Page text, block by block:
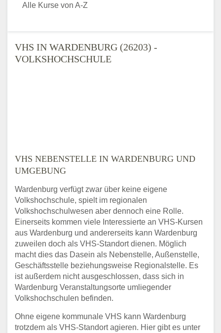
VHS IN WARDENBURG (26203) -
VOLKSHOCHSCHULE
VHS NEBENSTELLE IN WARDENBURG UND
UMGEBUNG
Wardenburg verfügt zwar über keine eigene
Volkshochschule, spielt im regionalen
Volkshochschulwesen aber dennoch eine Rolle.
Einerseits kommen viele Interessierte an VHS-Kursen
aus Wardenburg und andererseits kann Wardenburg
zuweilen doch als VHS-Standort dienen. Möglich
macht dies das Dasein als Nebenstelle, Außenstelle,
Geschäftsstelle beziehungsweise Regionalstelle. Es
ist außerdem nicht ausgeschlossen, dass sich in
Wardenburg Veranstaltungsorte umliegender
Volkshochschulen befinden.
Ohne eigene kommunale VHS kann Wardenburg
trotzdem als VHS-Standort agieren. Hier gibt es unter
Alle Kurse von A-Z